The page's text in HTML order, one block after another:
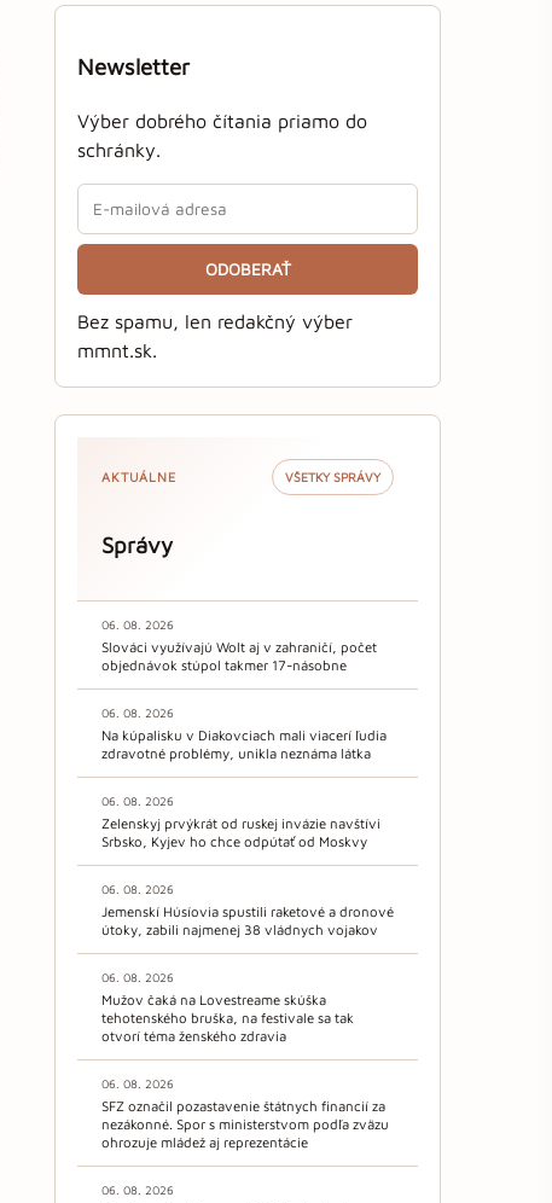
Newsletter
Výber dobrého čítania priamo do
schránky.
ODOBERAŤ
Bez spamu, len redakčný výber
mmnt.sk.
AKTUÁLNE VŠETKY SPRÁVY
Správy
06. 08. 2026
Slováci využívajú Wolt aj v zahraničí, počet
objednávok stúpol takmer 17-násobne
06. 08. 2026
Na kúpalisku v Diakovciach mali viacerí ľudia
zdravotné problémy, unikla neznáma látka
06. 08. 2026
Zelenskyj prvýkrát od ruskej invázie navštívi
Srbsko, Kyjev ho chce odpútať od Moskvy
06. 08. 2026
Jemenskí Húsíovia spustili raketové a dronové
útoky, zabili najmenej 38 vládnych vojakov
06. 08. 2026
Mužov čaká na Lovestreame skúška
tehotenského bruška, na festivale sa tak
otvorí téma ženského zdravia
06. 08. 2026
SFZ označil pozastavenie štátnych financií za
nezákonné. Spor s ministerstvom podľa zväzu
ohrozuje mládež aj reprezentácie
06. 08. 2026